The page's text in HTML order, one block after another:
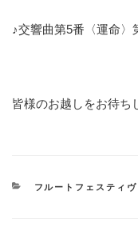
♪交響曲第5番〈運
皆様のお越しをお待ち
カ
フルートフェスティ